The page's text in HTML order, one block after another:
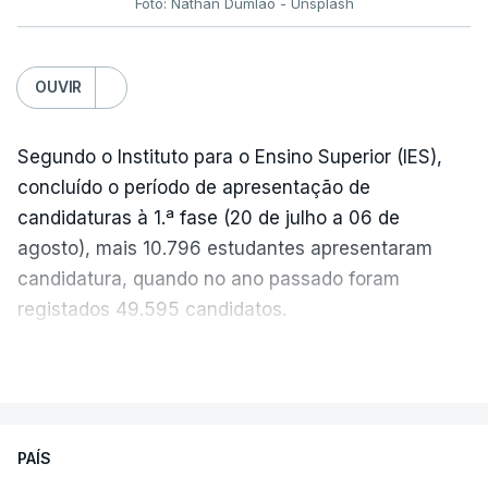
c/Lusa
OUVIR
Segundo o Instituto para o Ensino Superior (IES),
concluído o período de apresentação de
candidaturas à 1.ª fase (20 de julho a 06 de
agosto), mais 10.796 estudantes apresentaram
candidatura, quando no ano passado foram
registados 49.595 candidatos.
anos, exceto nos anos da pandemia de Covid-19,
PAÍS